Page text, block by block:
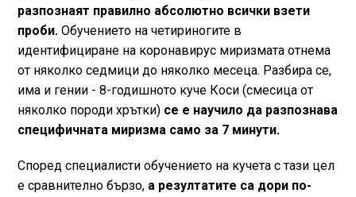
разпознаят правилно абсолютно всички взети
проби.Обучението на четириногите в
идентифициране на коронавирус миризмата отнема
от няколко седмици до няколко месеца. Разбира се,
има и гении - 8-годишното куче Коси (смесица от
няколко породи хрътки) се е научило да разпознава
специфичната миризма само за 7 минути.
Според специалисти обучението на кучета с тази цел
е сравнително бързо, а резултатите са дори по-